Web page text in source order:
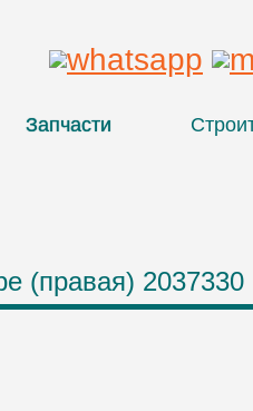
Запчасти
(правая) 2037330